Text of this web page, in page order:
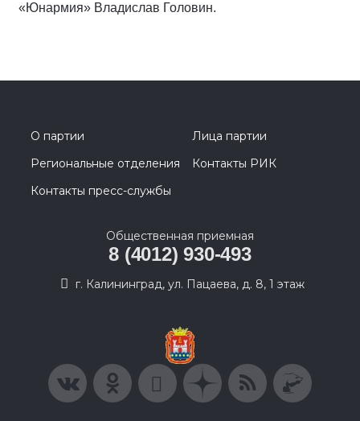
«Юнармия» Владислав Головин.
О партии
Лица партии
Региональные отделения
Контакты РИК
Контакты пресс-службы
Общественная приемная
8 (4012) 930-493
г. Калининград, ул. Пацаева, д. 8, 1 этаж